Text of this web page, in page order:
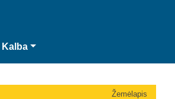
Kalba
Žemėlapis